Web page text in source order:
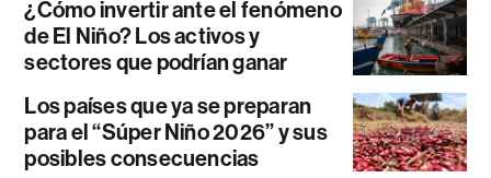
¿Cómo invertir ante el fenómeno
de El Niño? Los activos y
sectores que podrían ganar
Los países que ya se preparan
para el “Súper Niño 2026” y sus
posibles consecuencias